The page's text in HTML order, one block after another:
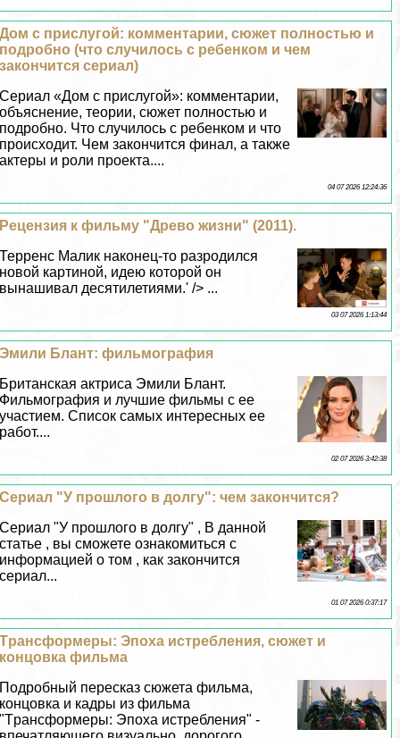
Дом с прислугой: комментарии, сюжет полностью и
подробно (что случилось с ребенком и чем
закончится сериал)
Сериал «Дом с прислугой»: комментарии,
объяснение, теории, сюжет полностью и
подробно. Что случилось с ребенком и что
происходит. Чем закончится финал, а также
актеры и роли проекта....
04 07 2026 12:24:36
Рецензия к фильму "Древо жизни" (2011).
Терренс Малик наконец-то разродился
новой картиной, идею которой он
вынашивал десятилетиями.' /> ...
03 07 2026 1:13:44
Эмили Блант: фильмография
Британская актриса Эмили Блант.
Фильмография и лучшие фильмы с ее
участием. Список самых интересных ее
работ....
02 07 2026 3:42:38
Сериал "У прошлого в долгу": чем закончится?
Сериал "У прошлого в долгу" , В данной
статье , вы сможете ознакомиться с
информацией о том , как закончится
сериал...
01 07 2026 0:37:17
Tрaнcформеры: Эпоха истрeбления, сюжет и
концовка фильма
Подробный пересказ сюжета фильма,
концовка и кадры из фильма
"Tрaнcформеры: Эпоха истрeбления" -